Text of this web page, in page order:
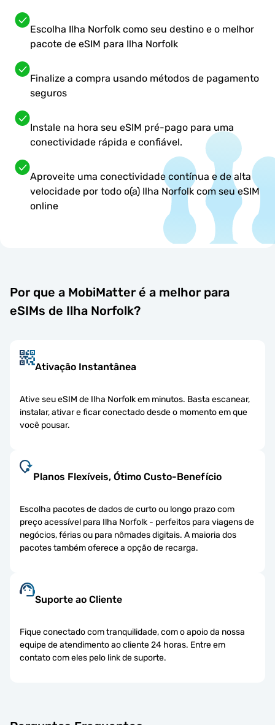
Escolha Ilha Norfolk como seu destino e o melhor
pacote de eSIM para Ilha Norfolk
Finalize a compra usando métodos de pagamento
seguros
Instale na hora seu eSIM pré-pago para uma
conectividade rápida e confiável.
Aproveite uma conectividade contínua e de alta
velocidade por todo o(a) Ilha Norfolk com seu eSIM
online
Por que a MobiMatter é a melhor para
eSIMs de Ilha Norfolk?
Ativação Instantânea
Ative seu eSIM de Ilha Norfolk em minutos. Basta escanear,
instalar, ativar e ficar conectado desde o momento em que
você pousar.
Planos Flexíveis, Ótimo Custo-Benefício
Escolha pacotes de dados de curto ou longo prazo com
preço acessível para Ilha Norfolk - perfeitos para viagens de
negócios, férias ou para nômades digitais. A maioria dos
pacotes também oferece a opção de recarga.
Suporte ao Cliente
Fique conectado com tranquilidade, com o apoio da nossa
equipe de atendimento ao cliente 24 horas. Entre em
contato com eles pelo link de suporte.